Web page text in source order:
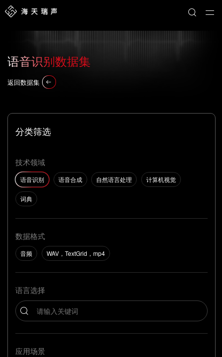
语音识别数据集
返回数据集
分类筛选
技术领域
语音识别 语音合成 自然语言处理 计算机视觉
词典
数据格式
音频 WAV，TextGrid，mp4
语言选择
应用场景